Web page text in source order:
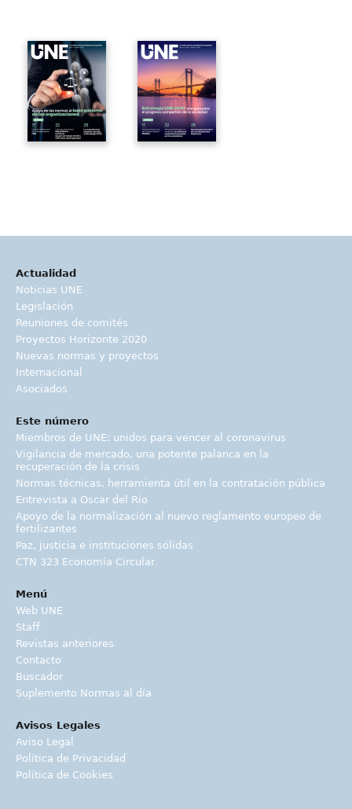
Actualidad
Noticias UNE
Legislación
Reuniones de comités
Proyectos Horizonte 2020
Nuevas normas y proyectos
Internacional
Asociados
Este número
Miembros de UNE: unidos para vencer al coronavirus
Vigilancia de mercado, una potente palanca en la
recuperación de la crisis
Normas técnicas, herramienta útil en la contratación pública
Entrevista a Oscar del Río
Apoyo de la normalización al nuevo reglamento europeo de
fertilizantes
Paz, justicia e instituciones sólidas
CTN 323 Economía Circular
Menú
Web UNE
Staff
Revistas anteriores
Contacto
Buscador
Suplemento Normas al día
Avisos Legales
Aviso Legal
Política de Privacidad
Política de Cookies